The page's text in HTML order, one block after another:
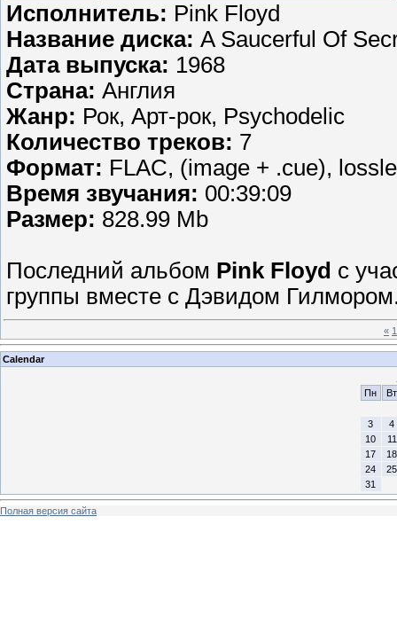
Исполнитель: Pink Floyd
Название диска: A Saucerful Оf
Дата выпуска: 1968
Страна: Англия
Жанр: Рок, Арт-рок, Psychodelic
Количество треков: 7
Формат: FLAC, (image + .cue),
Время звучания: 00:39:09
Размер: 828.99 Mb
Последний альбом Pink Floyd с
группы вместе с Дэвидом
« 1
Calendar
Пн
Вт
3
4
10
11
17
18
24
25
31
Полная версия сайта